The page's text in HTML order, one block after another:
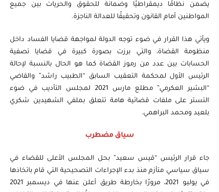
يضمن نظامًا ديمقراطيًا وضمانة للحقوق والحريات بين جميع
المواطنين أمام القانون وتحقيقًا للعدالة الناجزة.
ويأتي هذا القرار في ضوء توجه الدولة لمواجهة قضايا الفساد داخل
منظومة القضاة، والتي برزت بصورة كبيرة في قضايا تصفية
الحسابات بين عدد من رموز القضاة كما هو الحال بالنسبة لإحالة
الرئيس الأول لمحكمة التعقيب السابق “الطبيب راشد” والقاضي
“البشير العكرمي” مطلع مارس 2021 لمجلس التأديب في ضوء
التستر على ملفات قضائية هامة تتعلق بملفي الشهيدين شكري
بلعيد ومحمد البراهمي.
سياق مضطرب
جاء قرار الرئيس “قيس سعيد” بحل المجلس الأعلى للقضاء في
سياق سياسي متأزم منذ بدء الإجراءات التصحيحية التي قام باتخاذها
في يوليو 2021، مرورًا بخارطة طريق أعلن عنها في ديسمبر 2021